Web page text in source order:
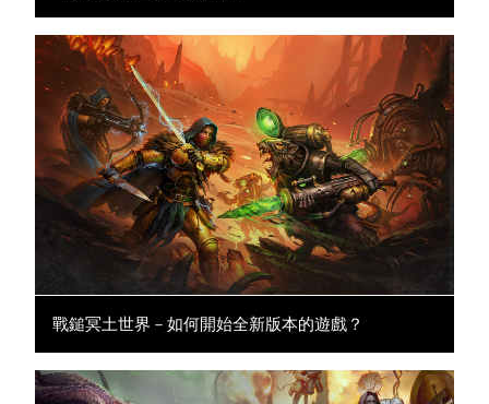
戰鎚冥土世界－如何開始全新版本的遊戲？